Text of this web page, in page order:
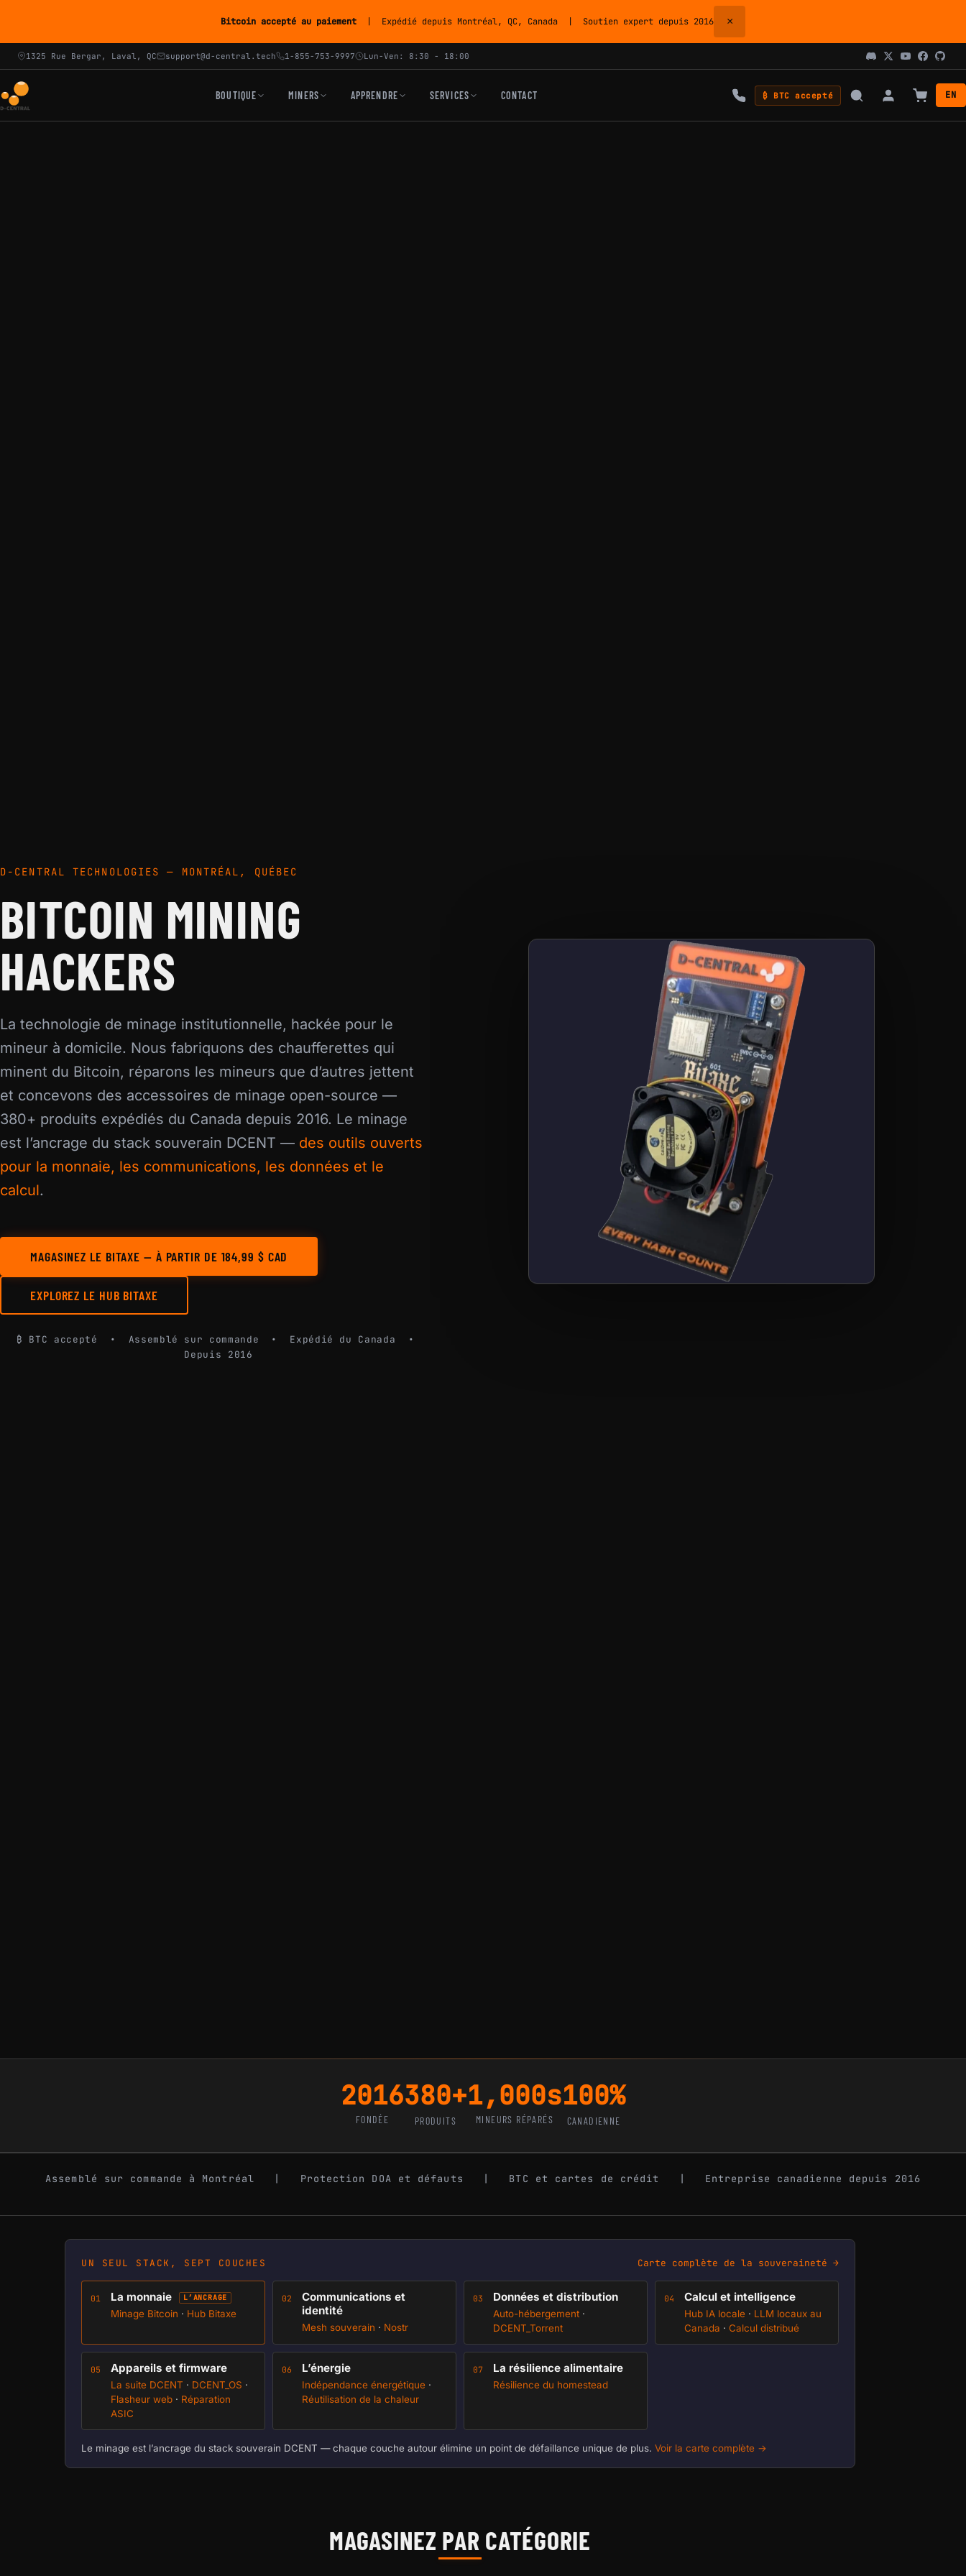
Bitcoin accepté au paiement | Expédié depuis Montréal, QC, Canada | Soutien expert depuis 2016 ×
1325 Rue Bergar, Laval, QC support@d-central.tech 1-855-753-9997 Lun-Ven: 8:30 - 18:00
BOUTIQUE MINERS APPRENDRE SERVICES CONTACT ₿ BTC accepté EN
D-CENTRAL TECHNOLOGIES — MONTRÉAL, QUÉBEC
BITCOIN MINING
HACKERS
La technologie de minage institutionnelle, hackée pour le
mineur à domicile. Nous fabriquons des chaufferettes qui
minent du Bitcoin, réparons les mineurs que d’autres jettent
et concevons des accessoires de minage open-source —
380+ produits expédiés du Canada depuis 2016. Le minage
est l’ancrage du stack souverain DCENT — des outils ouverts
pour la monnaie, les communications, les données et le
calcul.
MAGASINEZ LE BITAXE — À PARTIR DE 184,99 $ CAD
EXPLOREZ LE HUB BITAXE
₿ BTC accepté • Assemblé sur commande • Expédié du Canada •
Depuis 2016
2016
FONDÉE
380+
PRODUITS
1,000s
MINEURS RÉPARÉS
100%
CANADIENNE
Assemblé sur commande à Montréal | Protection DOA et défauts | BTC et cartes de crédit | Entreprise canadienne depuis 2016
UN SEUL STACK, SEPT COUCHES Carte complète de la souveraineté →
01 La monnaie L’ANCRAGE
Minage Bitcoin · Hub Bitaxe
02
Communications et
identité
Mesh souverain · Nostr
03 Données et distribution
Auto-hébergement ·
DCENT_Torrent
04 Calcul et intelligence
Hub IA locale · LLM locaux au
Canada · Calcul distribué
05 Appareils et firmware
La suite DCENT · DCENT_OS ·
Flasheur web · Réparation
ASIC
06 L’énergie
Indépendance énergétique ·
Réutilisation de la chaleur
07 La résilience alimentaire
Résilience du homestead
Le minage est l’ancrage du stack souverain DCENT — chaque couche autour élimine un point de défaillance unique de plus. Voir la carte complète →
MAGASINEZ PAR CATÉGORIE